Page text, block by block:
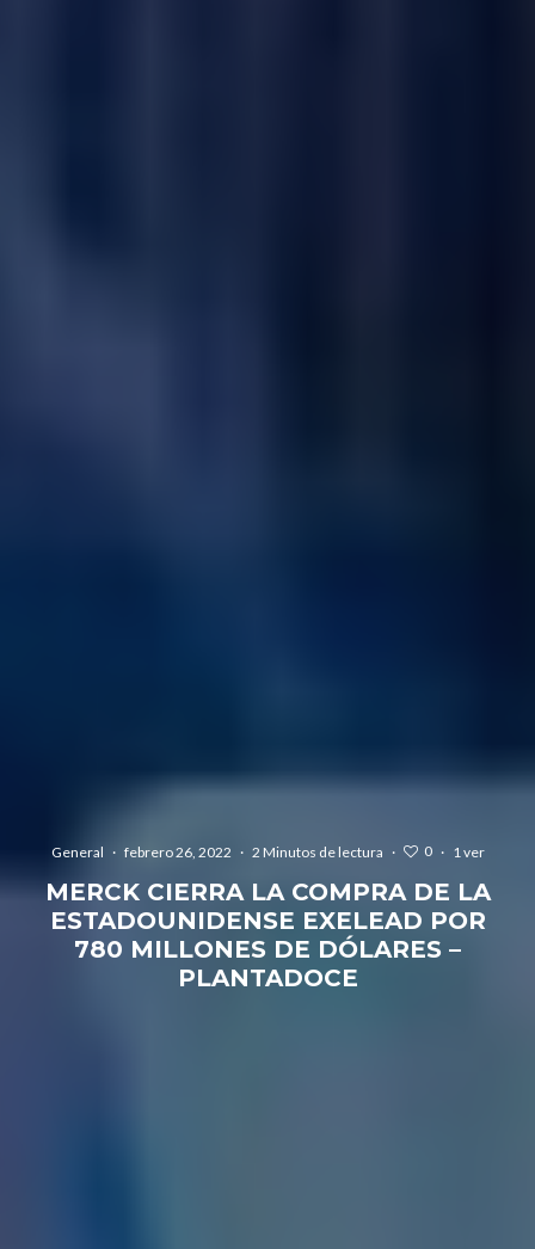
General · febrero 26, 2022 · 2 Minutos de lectura · 0 · 1 ver
MERCK CIERRA LA COMPRA DE LA
ESTADOUNIDENSE EXELEAD POR
780 MILLONES DE DÓLARES –
PLANTADOCE